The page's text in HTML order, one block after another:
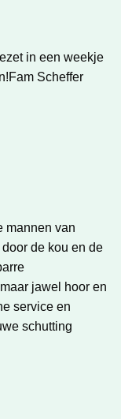
in een weekje
Scheffer
mannen van
de kou en de
jawel hoor en
service en
schutting